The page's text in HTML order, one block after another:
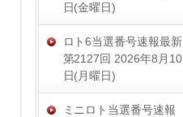
日(金曜日)
ロト6当選番号速報最新
第2127回 2026年8月10
日(月曜日)
ミニロト当選番号速報